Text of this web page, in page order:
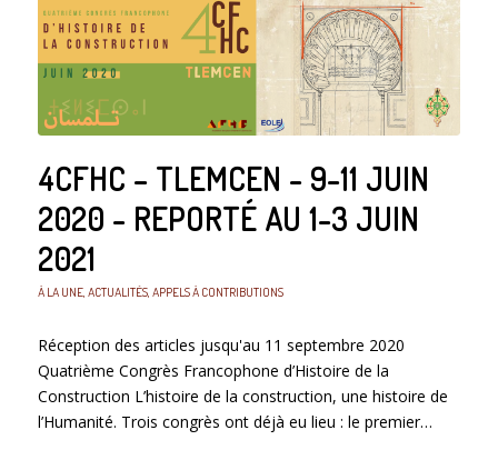
4CFHC – TLEMCEN - 9-11 JUIN
2020 - REPORTÉ AU 1-3 JUIN
2021
À LA UNE, ACTUALITÉS, APPELS À CONTRIBUTIONS
Réception des articles jusqu'au 11 septembre 2020
Quatrième Congrès Francophone d’Histoire de la
Construction L’histoire de la construction, une histoire de
l’Humanité. Trois congrès ont déjà eu lieu : le premier…